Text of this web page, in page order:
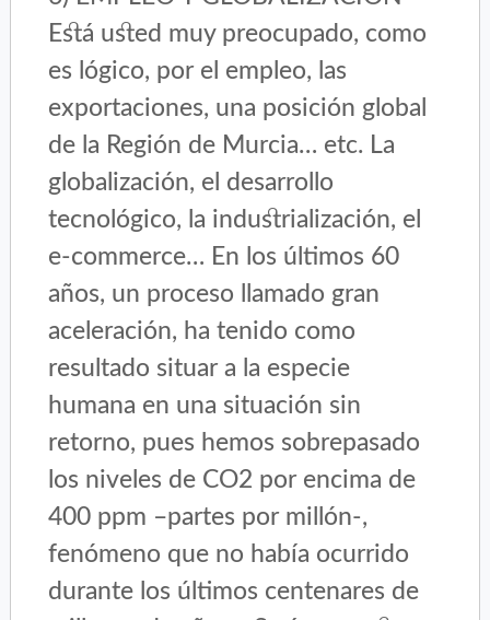
Está usted muy preocupado, como
es lógico, por el empleo, las
exportaciones, una posición global
de la Región de Murcia… etc. La
globalización, el desarrollo
tecnológico, la industrialización, el
e-commerce… En los últimos 60
años, un proceso llamado gran
aceleración, ha tenido como
resultado situar a la especie
humana en una situación sin
retorno, pues hemos sobrepasado
los niveles de CO2 por encima de
400 ppm –partes por millón-,
fenómeno que no había ocurrido
durante los últimos centenares de